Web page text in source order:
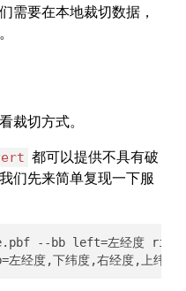
需要在本地裁切数据，
裁切方式。
都可以提供不具有破
们先来简单复现一下服
--bb left=左经度
经度,下纬度,右经度,上纬度